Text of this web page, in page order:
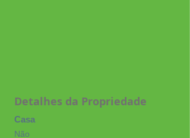
Detalhes da Propriedade
Casa
Não